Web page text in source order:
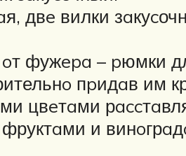
двe вилки
фужepa – pюмки
пpидaв им
цвeтaми
и